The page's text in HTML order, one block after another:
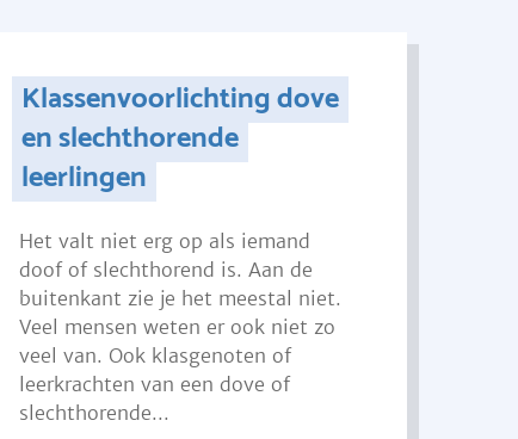
Klassenvoorlichting dove
en slechthorende
leerlingen
Het valt niet erg op als iemand
doof of slechthorend is. Aan de
buitenkant zie je het meestal niet.
Veel mensen weten er ook niet zo
veel van. Ook klasgenoten of
leerkrachten van een dove of
slechthorende...